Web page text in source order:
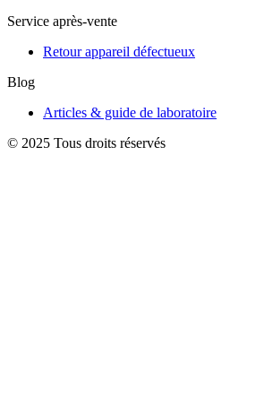
Service après-vente
Retour appareil défectueux
Blog
Articles & guide de laboratoire
© 2025 Tous droits réservés